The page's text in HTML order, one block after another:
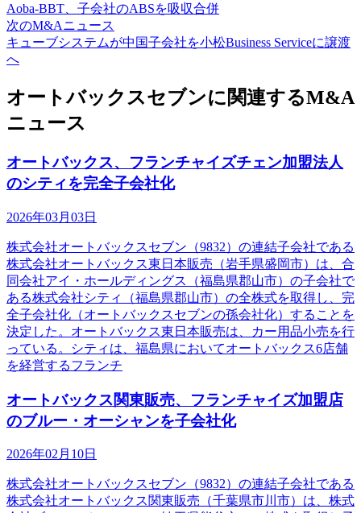
Aoba-BBT、子会社のABSを吸収合併
次のM&Aニュース
キューブシステムが中国子会社を小松Business Serviceに譲渡
へ
オートバックスセブンに関連するM&A
ニュース
オートバックス、フランチャイズチェン加盟法人
のシティを完全子会社化
2026年03月03日
株式会社オートバックスセブン（9832）の連結子会社である
株式会社オートバックス東日本販売（岩手県盛岡市）は、合
同会社アイ・ホールディングス（福島県郡山市）の子会社で
ある株式会社シティ（福島県郡山市）の全株式を取得し、完
全子会社化（オートバックスセブンの孫会社化）することを
決定した。オートバックス東日本販売は、カー用品小売を行
っている。シティは、福島県においてオートバックス6店舗
を経営するフランチ
オートバックス関東販売、フランチャイズ加盟店
のブルー・オーシャンを子会社化
2026年02月10日
株式会社オートバックスセブン（9832）の連結子会社である
株式会社オートバックス関東販売（千葉県市川市）は、株式